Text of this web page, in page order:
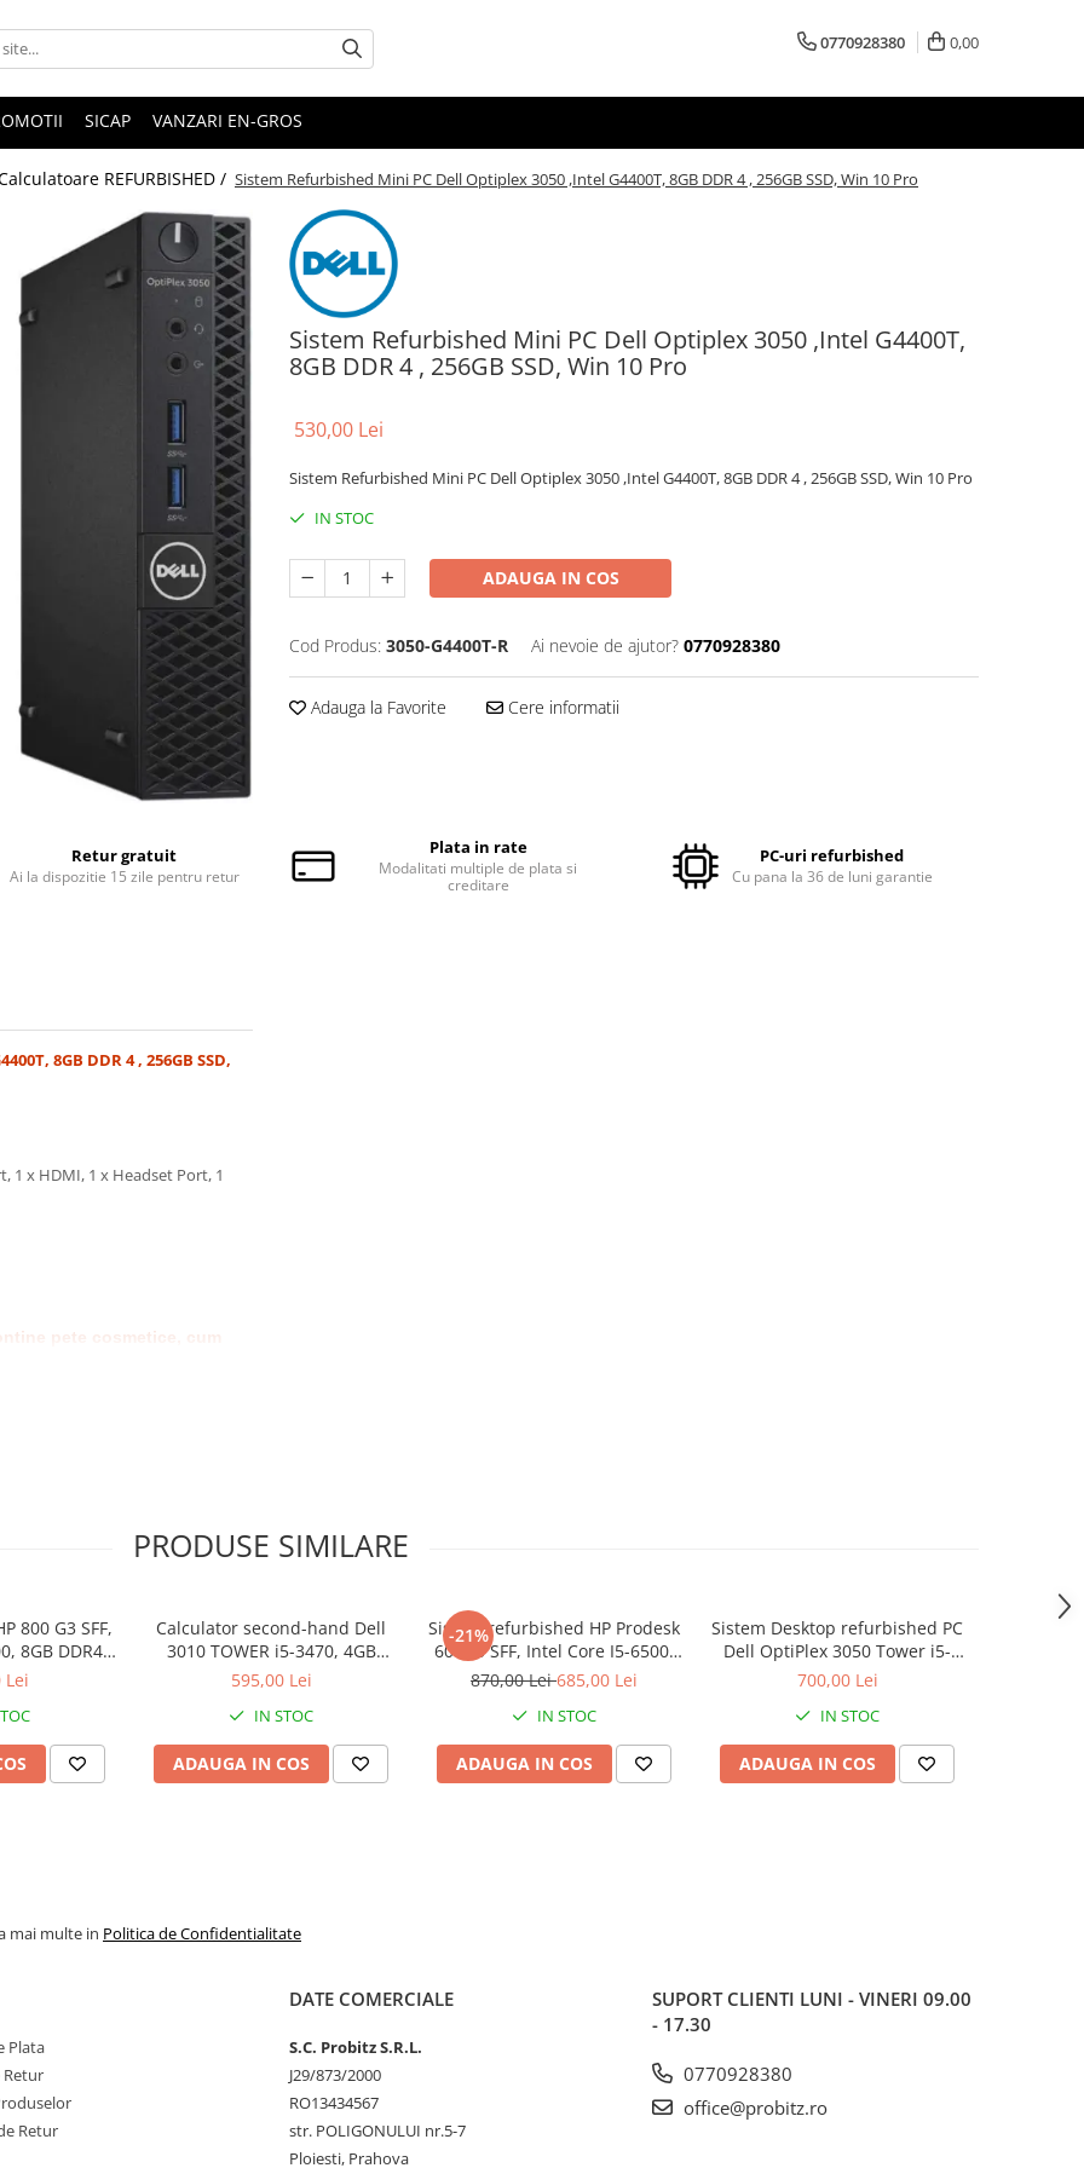
0770928380 0,00
SICAP VANZARI EN-GROS
REFURBISHED / Sistem Refurbished Mini PC Dell Optiplex 3050 ,Intel G4400T, 8GB DDR 4 , 256GB SSD, Win 10 Pro
Sistem Refurbished Mini PC Dell Optiplex 3050 ,Intel G4400T,
8GB DDR 4 , 256GB SSD, Win 10 Pro
530,00 Lei
Sistem Refurbished Mini PC Dell Optiplex 3050 ,Intel G4400T, 8GB DDR 4 , 256GB SSD, Win 10 Pro
IN STOC
ADAUGA IN COS
Cod Produs: 3050-G4400T-R Ai nevoie de ajutor? 0770928380
Adauga la Favorite Cere informatii
Retur gratuit
Ai la dispozitie 15 zile pentru retur
Plata in rate
Modalitati multiple de plata si
creditare
PC-uri refurbished
Cu pana la 36 de luni garantie
8GB DDR 4 , 256GB SSD,
1 x HDMI, 1 x Headset Port, 1
pete cosmetice, cum
PRODUSE SIMILARE
800 G3 SFF,
8GB DDR4,
Lei
Calculator second-hand Dell
3010 TOWER i5-3470, 4GB
DDR3, 500GB HDD
595,00 Lei
IN STOC
ADAUGA IN COS
-21%
Sistem refurbished HP Prodesk
600G3 SFF, Intel Core I5-6500,
8GB DDR4, SSD 256 GB
870,00 Lei685,00 Lei
IN STOC
ADAUGA IN COS
Sistem Desktop refurbished PC
Dell OptiPlex 3050 Tower i5-
6500, 8Gb, 256GB SSD
700,00 Lei
IN STOC
ADAUGA IN COS
mai multe in Politica de Confidentialitate
Plata
Retur
Retur
DATE COMERCIALE
S.C. Probitz S.R.L.
J29/873/2000
RO13434567
str. POLIGONULUI nr.5-7
Ploiesti, Prahova
SUPORT CLIENTI LUNI - VINERI 09.00
- 17.30
0770928380
office@probitz.ro